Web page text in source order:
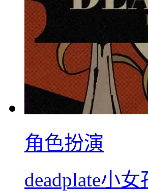
角色扮演
deadplate小女